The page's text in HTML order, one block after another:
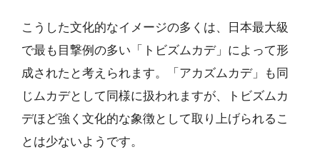
こうした文化的なイメージの多くは、日本最大級
で最も目撃例の多い「トビズムカデ」によって形
成されたと考えられます。「アカズムカデ」も同
じムカデとして同様に扱われますが、トビズムカ
デほど強く文化的な象徴として取り上げられるこ
とは少ないようです。